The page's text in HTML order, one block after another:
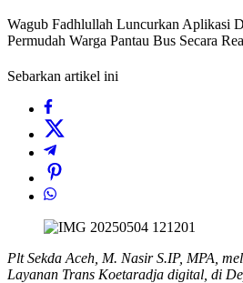
Wagub Fadhlullah Luncurkan Aplikasi
Permudah Warga Pantau Bus Secara
Sebarkan artikel ini
Plt Sekda Aceh, M. Nasir S.IP, MPA,
Layanan Trans Koetaradja digital, di